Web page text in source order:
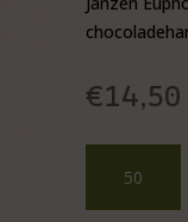
€14,50
de